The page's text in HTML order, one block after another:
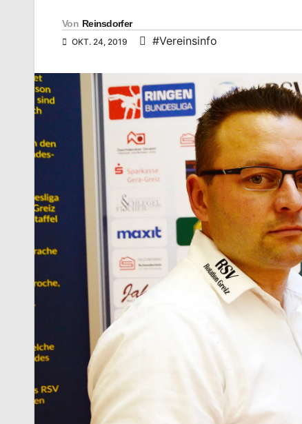
Von Reinsdorfer
OKT. 24, 2019 #Vereinsinfo